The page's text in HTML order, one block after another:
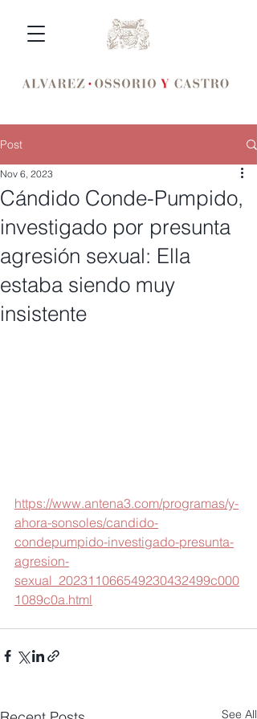
Post
Cándido Conde-Pumpido,
investigado por presunta
agresión sexual: Ella
estaba siendo muy
insistente
Nov 6, 2023
https://www.antena3.com/programas/y-
ahora-sonsoles/candido-
condepumpido-investigado-presunta-
agresion-
sexual_202311066549230432499c000
1089c0a.html
See All